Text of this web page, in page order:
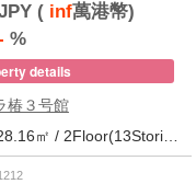
(inf萬港幣)
%
details
椿３号館
Built 55 yrs / Steel reinforced Concrete / 28.16㎡ / 2Floor(13Stories) / 73Units / Distance from the station.20